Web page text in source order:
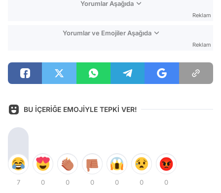
Yorumlar Aşağıda
Reklam
Yorumlar ve Emojiler Aşağıda
Reklam
BU İÇERİĞE EMOJİYLE TEPKİ VER!
7 0 0 0 0 0 0